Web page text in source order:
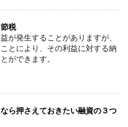
税
が発生することがありますが、
とにより、その利益に対する納
ができます。
ら押さえておきたい融資の３つ